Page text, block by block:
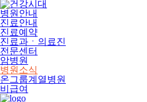
병원안내
진료안내
진료예약
진료과ㆍ의료진
전문센터
암병원
병원소식
온그룹계열병원
비급여